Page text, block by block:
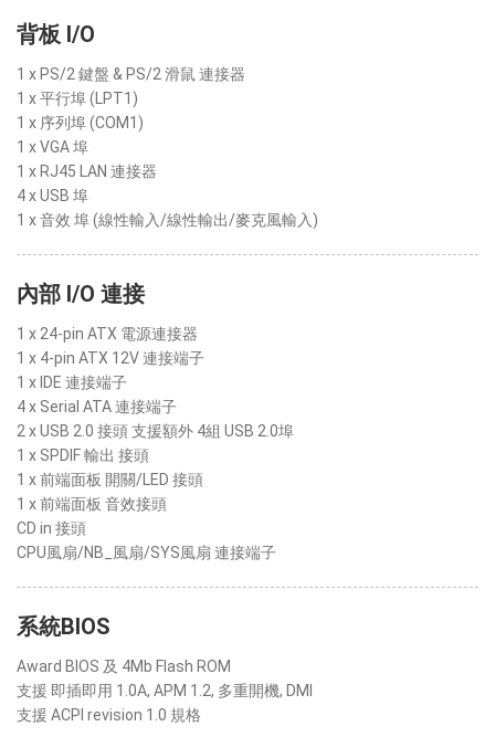
背板 I/O
1 x PS/2 鍵盤 & PS/2 滑鼠 連接器
1 x 平行埠 (LPT1)
1 x 序列埠 (COM1)
1 x VGA 埠
1 x RJ45 LAN 連接器
4 x USB 埠
1 x 音效 埠 (線性輸入/線性輸出/麥克風輸入)
內部 I/O 連接
1 x 24-pin ATX 電源連接器
1 x 4-pin ATX 12V 連接端子
1 x IDE 連接端子
4 x Serial ATA 連接端子
2 x USB 2.0 接頭 支援額外 4組 USB 2.0埠
1 x SPDIF 輸出 接頭
1 x 前端面板 開關/LED 接頭
1 x 前端面板 音效接頭
CD in 接頭
CPU風扇/NB_風扇/SYS風扇 連接端子
系統BIOS
Award BIOS 及 4Mb Flash ROM
支援 即插即用 1.0A, APM 1.2, 多重開機, DMI
支援 ACPI revision 1.0 規格